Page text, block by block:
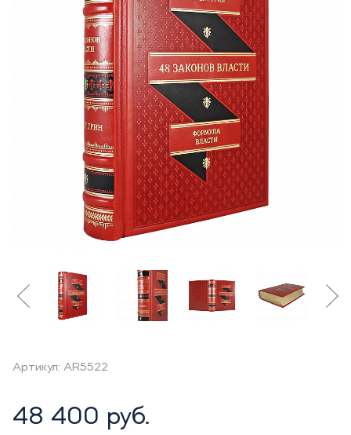
Артикул: AR5522
48 400 руб.